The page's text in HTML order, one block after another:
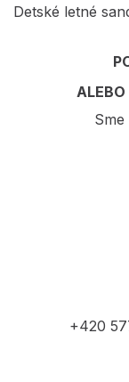
Detské letné
+420